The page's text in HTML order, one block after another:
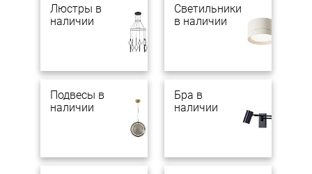
Люстры в
наличии
Светильники
в наличии
Подвесы в
наличии
Бра в
наличии